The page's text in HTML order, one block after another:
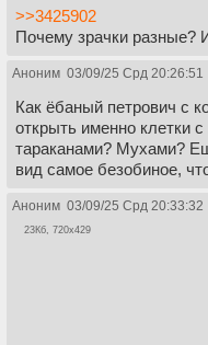
>>3425902
Почему зрачки разные?
Аноним 03/09/25 Срд 20:26:51
Как ёбаный петрович с
открыть именно клетки
тараканами? Мухами?
вид самое безобиное,
Аноним 03/09/25 Срд 20:33:32
23Кб, 720x429